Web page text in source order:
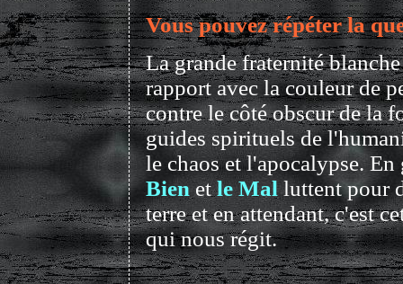
Vous pouvez répéter la
La grande fraternité
rapport avec la couleur de
contre le côté obscur de la
guides spirituels de
le chaos et l'apocalypse.
Bien etle Malluttent pour
terre et en attendant, c'est
qui nous régit.